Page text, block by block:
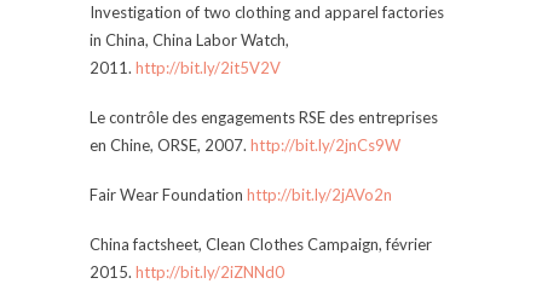
Investigation of two clothing and apparel factories
in China, China Labor Watch,
2011. http://bit.ly/2it5V2V
Le contrôle des engagements RSE des entreprises
en Chine, ORSE, 2007. http://bit.ly/2jnCs9W
Fair Wear Foundation http://bit.ly/2jAVo2n
China factsheet, Clean Clothes Campaign, février
2015. http://bit.ly/2iZNNd0